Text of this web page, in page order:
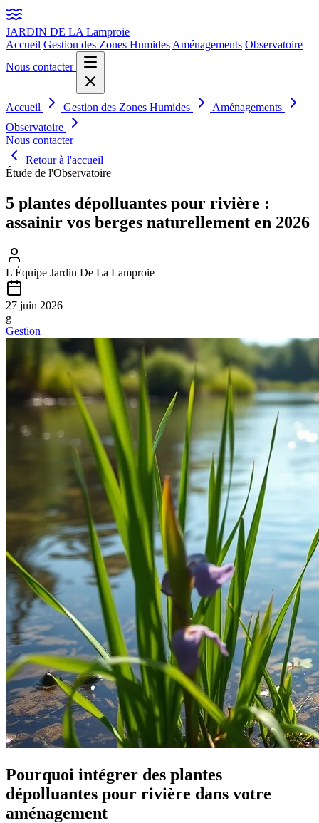
JARDIN DE LA Lamproie
Accueil Gestion des Zones Humides Aménagements Observatoire
Nous contacter
Accueil Gestion des Zones Humides
Aménagements
Observatoire
Nous contacter
Retour à l'accueil
Étude de l'Observatoire
5 plantes dépolluantes pour rivière :
assainir vos berges naturellement en 2026
L'Équipe Jardin De La Lamproie
27 juin 2026
g
Gestion
Pourquoi intégrer des plantes
dépolluantes pour rivière dans votre
aménagement